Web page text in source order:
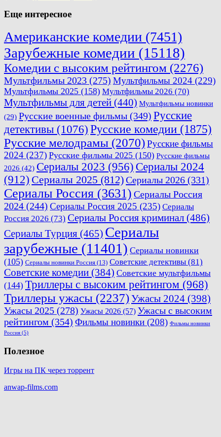
Еще интересное
Американские комедии (7451)
Зарубежные комедии (15118)
Комедии с высоким рейтингом (2276)
Мультфильмы 2023 (275) Мультфильмы 2024 (229)
Мультфильмы 2025 (158) Мультфильмы 2026 (70)
Мультфильмы для детей (440) Мультфильмы новинки
(29) Русские военные фильмы (349) Русские
детективы (1076)Русские комедии (1875)
Русские мелодрамы (2070)Русские фильмы
2024 (237) Русские фильмы 2025 (150) Русские фильмы
2026 (42) Сериалы 2023 (956) Сериалы 2024
(912) Сериалы 2025 (812)Сериалы 2026 (331)
Сериалы Россия (3631) Сериалы Россия
2024 (244) Сериалы Россия 2025 (235) Сериалы
Россия 2026 (73) Сериалы Россия криминал (486)
Сериалы Турция (465) Сериалы
зарубежные (11401) Сериалы новинки
(105) Сериалы новинки Россия (13) Советские детективы (81)
Советские комедии (384) Советские мультфильмы
(144) Триллеры с высоким рейтингом (968)
Триллеры ужасы (2237)Ужасы 2024 (398)
Ужасы 2025 (278) Ужасы 2026 (57) Ужасы с высоким
рейтингом (354) Фильмы новинки (208) Фильмы новинки
Россия (5)
Полезное
Игры на ПК через торрент
anwap-films.com